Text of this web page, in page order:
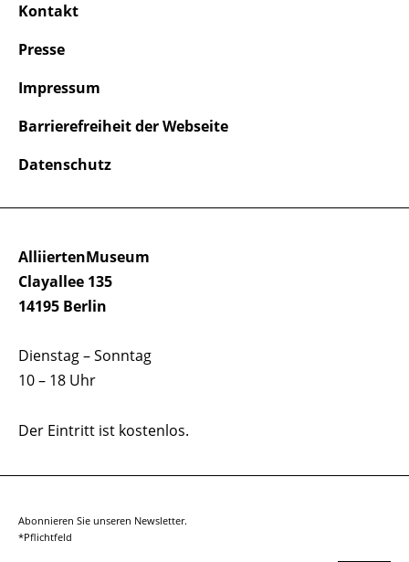
AlliiertenMuseum
Clayallee 135
14195 Berlin
Dienstag – Sonntag
10 – 18 Uhr
Der Eintritt ist kostenlos.
Kontakt
Presse
Impressum
Barrierefreiheit der Webseite
Datenschutz
Abonnieren Sie unseren Newsletter.
*Pflichtfeld